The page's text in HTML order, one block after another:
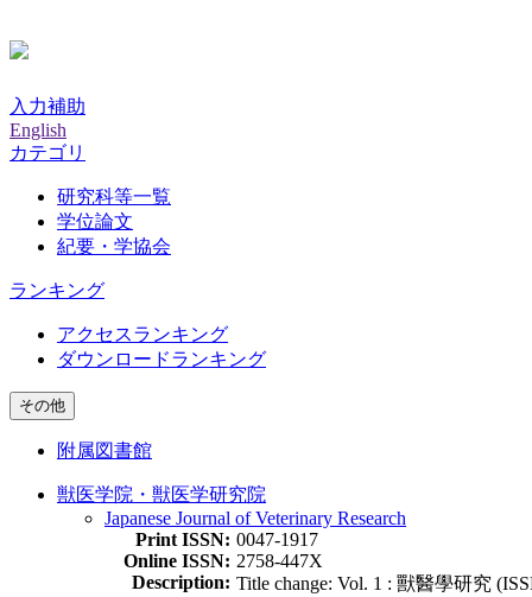
入力補助
English
カテゴリ
研究科等一覧
学位論文
紀要・学協会
ランキング
アクセスランキング
ダウンロードランキング
その他
附属図書館
獣医学院・獣医学研究院
Japanese Journal of Veterinary Research
Print ISSN: 0047-1917
Online ISSN: 2758-447X
Description: Title change: Vol. 1 : 獸醫學研究